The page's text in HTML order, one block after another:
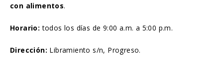
con alimentos.
Horario: todos los días de 9:00 a.m. a 5:00 p.m.
Dirección: Libramiento s/n, Progreso.